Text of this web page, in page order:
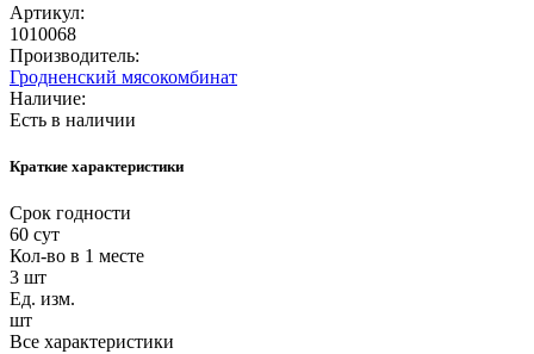
Артикул:
1010068
Производитель:
Гродненский мясокомбинат
Наличие:
Есть в наличии
Краткие характеристики
Срок годности
60 сут
Кол-во в 1 месте
3 шт
Ед. изм.
шт
Все характеристики